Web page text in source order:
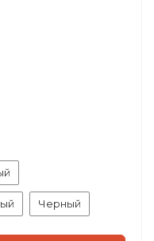
Черный